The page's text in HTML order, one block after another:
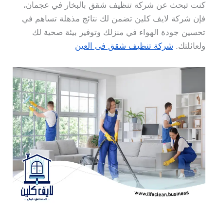
كنت تبحث عن شركة تنظيف شقق بالبخار في عجمان،
فإن شركة لايف كلين تضمن لك نتائج مذهلة تساهم في
تحسين جودة الهواء في منزلك وتوفير بيئة صحية لك
ولعائلتك. شركة تنظيف شقق فى العين